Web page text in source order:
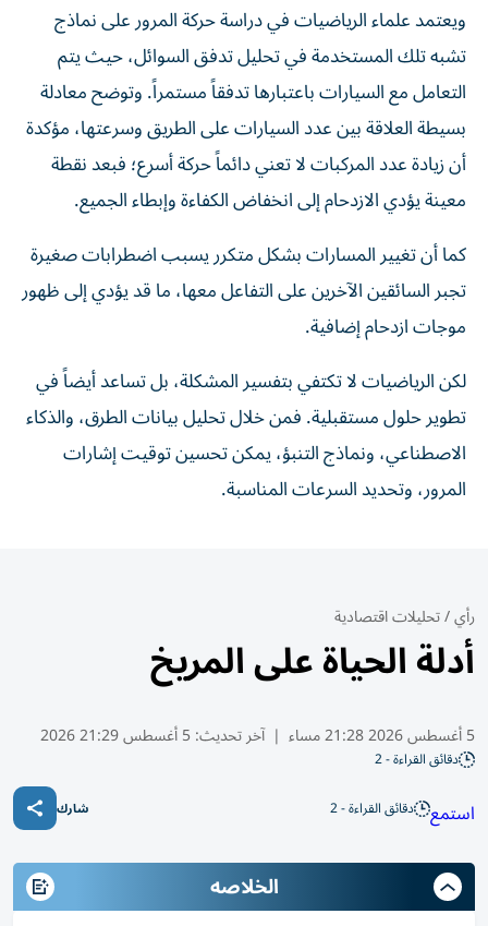
ويعتمد علماء الرياضيات في دراسة حركة المرور على نماذج
تشبه تلك المستخدمة في تحليل تدفق السوائل، حيث يتم
التعامل مع السيارات باعتبارها تدفقاً مستمراً. وتوضح معادلة
بسيطة العلاقة بين عدد السيارات على الطريق وسرعتها، مؤكدة
أن زيادة عدد المركبات لا تعني دائماً حركة أسرع؛ فبعد نقطة
معينة يؤدي الازدحام إلى انخفاض الكفاءة وإبطاء الجميع.
كما أن تغيير المسارات بشكل متكرر يسبب اضطرابات صغيرة
تجبر السائقين الآخرين على التفاعل معها، ما قد يؤدي إلى ظهور
موجات ازدحام إضافية.
لكن الرياضيات لا تكتفي بتفسير المشكلة، بل تساعد أيضاً في
تطوير حلول مستقبلية. فمن خلال تحليل بيانات الطرق، والذكاء
الاصطناعي، ونماذج التنبؤ، يمكن تحسين توقيت إشارات
المرور، وتحديد السرعات المناسبة.
رأي/تحليلات اقتصادية
أدلة الحياة على المريخ
5 أغسطس 2026 21:28 مساء | آخر تحديث:5 أغسطس 21:29 2026
دقائق القراءة - 2
استمع دقائق القراءة - 2 شارك
الخلاصه